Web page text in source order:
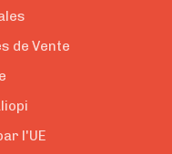
de Vente
l'UE